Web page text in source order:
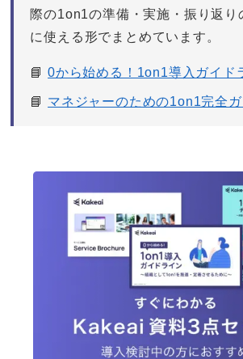
際の1on1の準備・実施・振り返り
に使える形でまとめています。
📘0から始める！1on1導入ガイド
📘 マネジャーのための1on1完全ガ